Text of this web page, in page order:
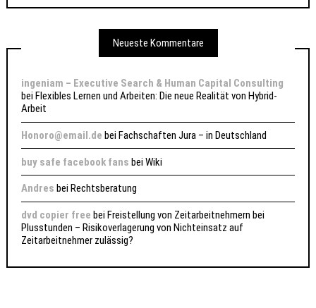
Neueste Kommentare
ingeniam – Executive Search & Human Capital Consulting
beiFlexibles Lernen und Arbeiten: Die neue Realität von Hybrid-
Arbeit
Honoro@email.de beiFachschaften Jura – in Deutschland
buy safe facebook fans beiWiki
Andres bei Rechtsberatung
dvd copier free beiFreistellung von Zeitarbeitnehmern bei
Plusstunden – Risikoverlagerung von Nichteinsatz auf
Zeitarbeitnehmer zulässig?